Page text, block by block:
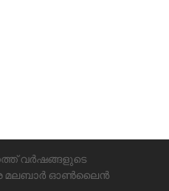
വർഷങ്ങളുടെ
മലബാർ ഓൺലൈൻ